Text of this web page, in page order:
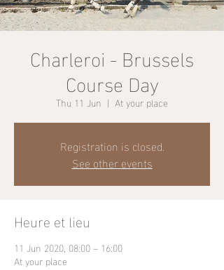
Charleroi - Brussels
Course Day
Thu 11 Jun
  |
At your place
Registration is closed.
See other events
Heure et lieu
11 Jun 2020, 08:00 – 16:00
At your place